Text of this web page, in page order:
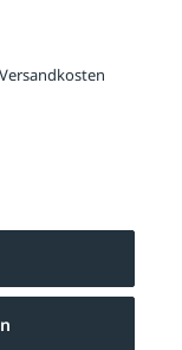
Versandkosten